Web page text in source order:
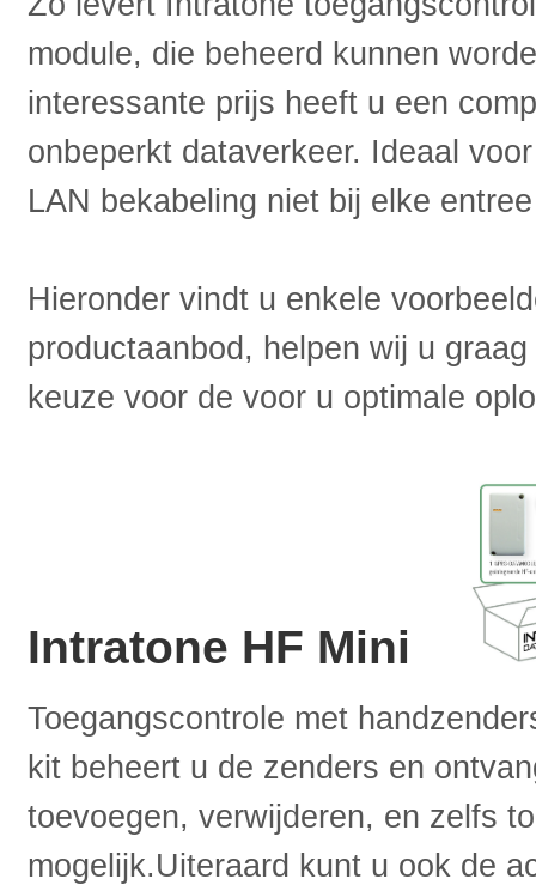
module, die beheerd kunnen
interessante prijs heeft u een
onbeperkt dataverkeer. Ideaal
LAN bekabeling niet bij elke
Hieronder vindt u enkele
productaanbod, helpen wij u
keuze voor de voor u optimale
Intratone HF Mini
Toegangscontrole met
kit beheert u de zenders en
toevoegen, verwijderen, en zelfs
mogelijk.Uiteraard kunt u ook de